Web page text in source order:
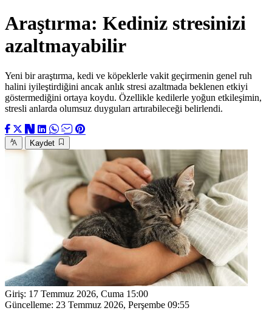
Araştırma: Kediniz stresinizi
azaltmayabilir
Yeni bir araştırma, kedi ve köpeklerle vakit geçirmenin genel ruh
halini iyileştirdiğini ancak anlık stresi azaltmada beklenen etkiyi
göstermediğini ortaya koydu. Özellikle kedilerle yoğun etkileşimin,
stresli anlarda olumsuz duyguları artırabileceği belirlendi.
Kaydet
Giriş: 17 Temmuz 2026, Cuma 15:00
Güncelleme: 23 Temmuz 2026, Perşembe 09:55